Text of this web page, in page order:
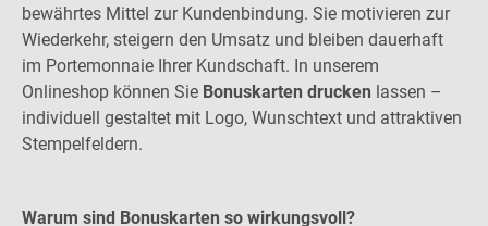
bewährtes Mittel zur Kundenbindung. Sie motivieren zur
Wiederkehr, steigern den Umsatz und bleiben dauerhaft
im Portemonnaie Ihrer Kundschaft. In unserem
Onlineshop können Sie Bonuskarten drucken lassen –
individuell gestaltet mit Logo, Wunschtext und attraktiven
Stempelfeldern.
Warum sind Bonuskarten so wirkungsvoll?